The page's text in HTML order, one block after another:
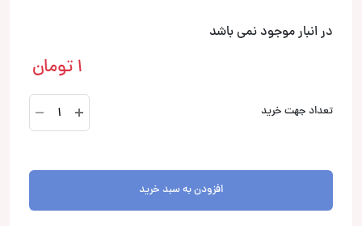
در انبار موجود نمی باشد
1 تومان
تعداد جهت خرید
CX-
S697
افزودن به سبد خرید